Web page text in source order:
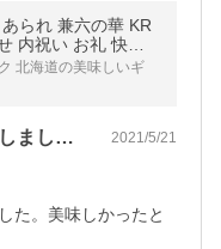
られ 兼六の華 KR
内祝い お礼 快気
北海道の美味しいギ
職場のみなさんにお礼でお渡ししました。… 2021/5/21
た。美味しかったと